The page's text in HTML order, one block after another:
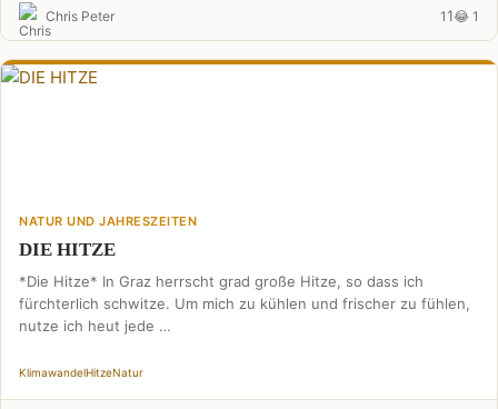
Chris Peter 11😂 1
NATUR UND JAHRESZEITEN
DIE HITZE
*Die Hitze* In Graz herrscht grad große Hitze, so dass ich
fürchterlich schwitze. Um mich zu kühlen und frischer zu fühlen,
nutze ich heut jede …
KlimawandelHitzeNatur